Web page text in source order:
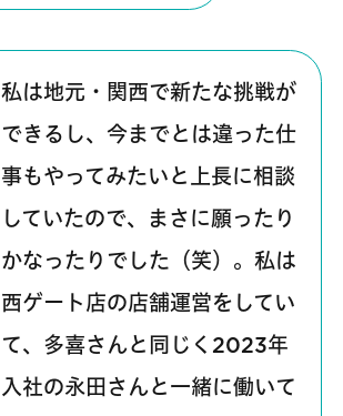
私は地元・関西で新たな挑戦が
できるし、今までとは違った仕
事もやってみたいと上長に相談
していたので、まさに願ったり
かなったりでした（笑）。私は
西ゲート店の店舗運営をしてい
て、多喜さんと同じく2023年
入社の永田さんと一緒に働いて